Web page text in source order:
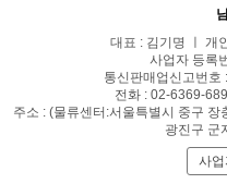
대표 : 김기명 ㅣ 개
사업자 등록
통신판매업신고번
전화 : 02-6369-
주소 : (물류센터:서울특별시 중구
광진구 군
사업